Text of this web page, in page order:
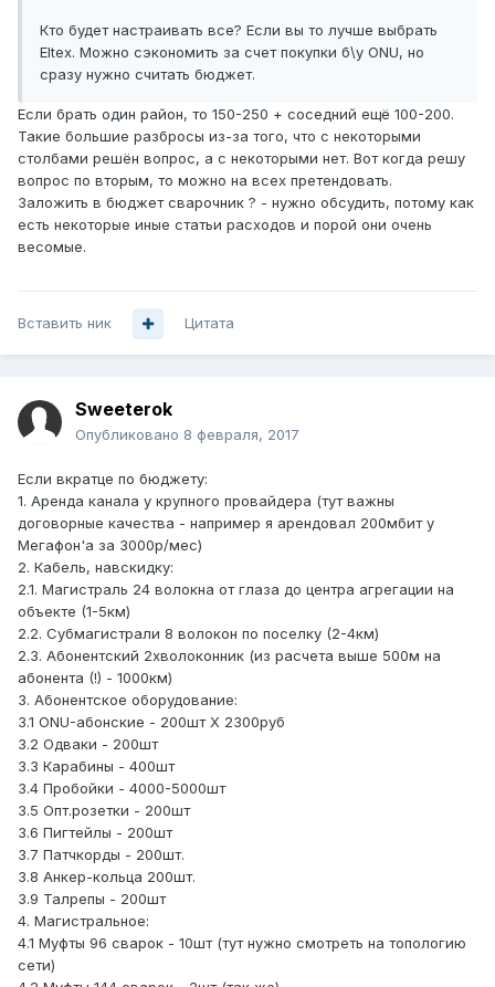
Кто будет настраивать все? Если вы то лучше выбрать
Eltex. Можно сэкономить за счет покупки б\у ONU, но
сразу нужно считать бюджет.
Если брать один район, то 150-250 + соседний ещё 100-200.
Такие большие разбросы из-за того, что с некоторыми
столбами решён вопрос, а с некоторыми нет. Вот когда решу
вопрос по вторым, то можно на всех претендовать.
Заложить в бюджет сварочник ? - нужно обсудить, потому как
есть некоторые иные статьи расходов и порой они очень
весомые.
Вставить ник Цитата
Sweeterok
Опубликовано 8 февраля, 2017
Если вкратце по бюджету:
1. Аренда канала у крупного провайдера (тут важны
договорные качества - например я арендовал 200мбит у
Мегафон'а за 3000р/мес)
2. Кабель, навскидку:
2.1. Магистраль 24 волокна от глаза до центра агрегации на
объекте (1-5км)
2.2. Субмагистрали 8 волокон по поселку (2-4км)
2.3. Абонентский 2хволоконник (из расчета выше 500м на
абонента (!) - 1000км)
3. Абонентское оборудование:
3.1 ONU-абонские - 200шт X 2300руб
3.2 Одваки - 200шт
3.3 Карабины - 400шт
3.4 Пробойки - 4000-5000шт
3.5 Опт.розетки - 200шт
3.6 Пигтейлы - 200шт
3.7 Патчкорды - 200шт.
3.8 Анкер-кольца 200шт.
3.9 Талрепы - 200шт
4. Магистральное:
4.1 Муфты 96 сварок - 10шт (тут нужно смотреть на топологию
сети)